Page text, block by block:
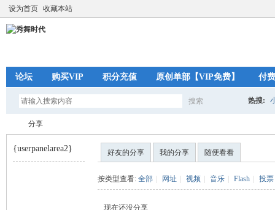
设为首页 收藏本站
论坛 购买VIP 积分充值 原创单部【VIP免费】 付
搜索 热搜:
分享
{userpanelarea2} 好友的分享 我的分享 随便看看
按类型查看: 全部 网址 视频 音乐 Flash 投票
现在还没分享